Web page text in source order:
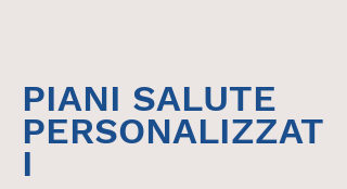
PIANI SALUTE
PERSONALIZZAT
I